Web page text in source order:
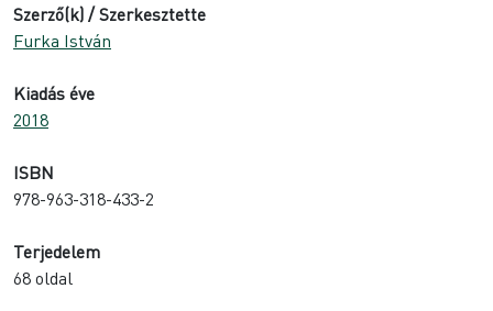
was:
3
is:
Szerző(k) / Szerkesztette
Furka István
Kiadás éve
2018
ISBN
978-963-318-433-2
Terjedelem
68 oldal